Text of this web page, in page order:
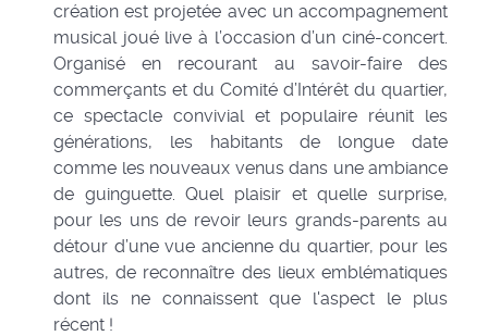
création est projetée avec un accompagnement
musical joué live à l’occasion d’un ciné-concert.
Organisé en recourant au savoir-faire des
commerçants et du Comité d’Intérêt du quartier,
ce spectacle convivial et populaire réunit les
générations, les habitants de longue date
comme les nouveaux venus dans une ambiance
de guinguette. Quel plaisir et quelle surprise,
pour les uns de revoir leurs grands-parents au
détour d’une vue ancienne du quartier, pour les
autres, de reconnaître des lieux emblématiques
dont ils ne connaissent que l'aspect le plus
récent !